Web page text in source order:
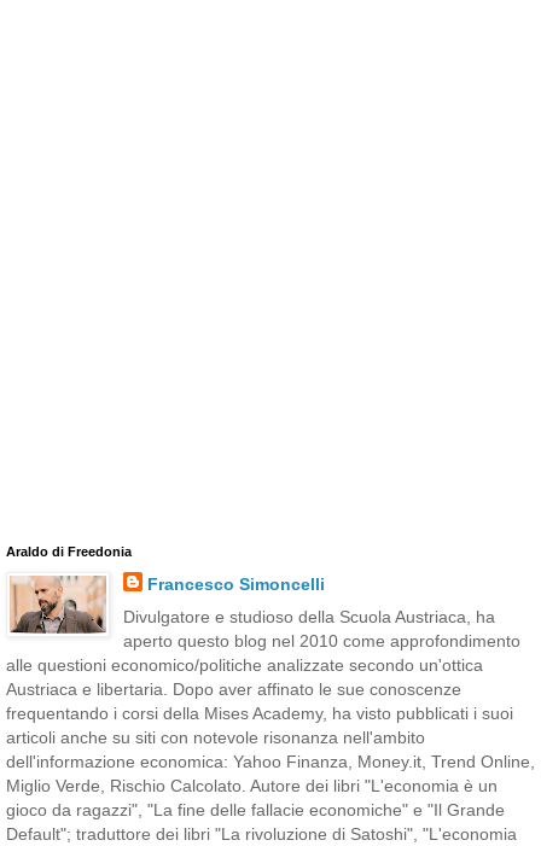
Araldo di Freedonia
Francesco Simoncelli
Divulgatore e studioso della Scuola Austriaca, ha
aperto questo blog nel 2010 come approfondimento
alle questioni economico/politiche analizzate secondo un'ottica
Austriaca e libertaria. Dopo aver affinato le sue conoscenze
frequentando i corsi della Mises Academy, ha visto pubblicati i suoi
articoli anche su siti con notevole risonanza nell'ambito
dell'informazione economica: Yahoo Finanza, Money.it, Trend Online,
Miglio Verde, Rischio Calcolato. Autore dei libri "L'economia è un
gioco da ragazzi", "La fine delle fallacie economiche" e "Il Grande
Default"; traduttore dei libri "La rivoluzione di Satoshi", "L'economia